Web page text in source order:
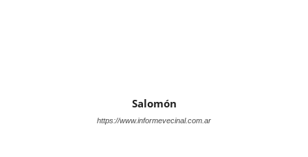
Salomón
https://www.informevecinal.com.ar